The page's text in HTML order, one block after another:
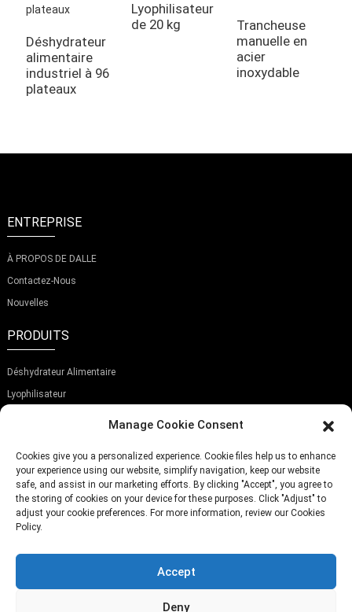
Déshydrateur
alimentaire
industriel à 96
plateaux
Lyophilisateur
de 20 kg
Trancheuse
manuelle en
acier
inoxydable
ENTREPRISE
À PROPOS DE DALLE
Contactez-Nous
Nouvelles
PRODUITS
Déshydrateur Alimentaire
Lyophilisateur
ABONNEZ-VOUS À NOTRE NEWSLETTER
TÉLÉPHONE: (+86)757-29292044
Manage Cookie Consent
Cookies give you a personalized experience. Cookie files help us to enhance
your experience using our website, simplify navigation, keep our website
safe, and assist in our marketing efforts. By clicking "Accept", you agree to
the storing of cookies on your device for these purposes. Click "Adjust" to
adjust your cookie preferences. For more information, review our Cookies
Policy.
Accept
Deny